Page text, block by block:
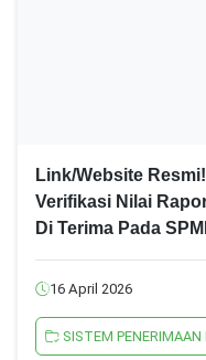
Link/Website
Verifikasi Nilai
Di Terima Pada
16 April 2026
SISTEM